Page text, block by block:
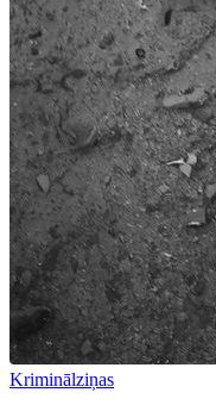
Kriminālziņas